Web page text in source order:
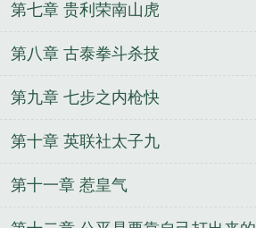
第七章 贵利荣南山虎
第八章 古泰拳斗杀技
第九章 七步之内枪快
第十章 英联社太子九
第十一章 惹皇气